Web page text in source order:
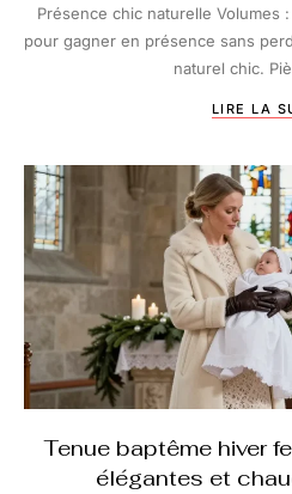
Présence chic naturelle Volumes
pour gagner en présence sans
naturel chic.
LIRE LA
Tenue baptême hiver
élégantes et